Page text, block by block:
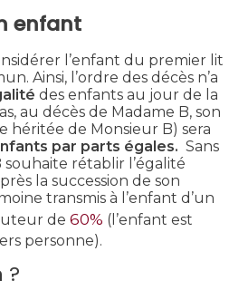
enfant
l’enfant du premier lit
Ainsi, l’ordre des décès n’a
des enfants au jour de la
au décès de Madame B, son
héritée de Monsieur B) sera
par parts égales. Sans
rétablir l’égalité
la succession de son
transmis à l’enfant d’un
de 60% (l’enfant est
personne).
?